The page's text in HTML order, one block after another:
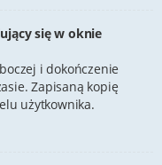
się w oknie
i dokończenie
Zapisaną kopię
użytkownika.